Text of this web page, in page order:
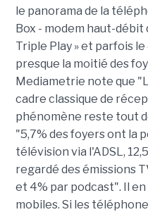
le panorama de la
Box - modem haut-
Triple Play » et parfois le
presque la moitié des
Mediametrie note que
cadre classique de
phénomène reste tout
"5,7% des foyers ont la
télévision via l'ADSL,
regardé des émissions
et 4% par podcast". Il
mobiles. Si les